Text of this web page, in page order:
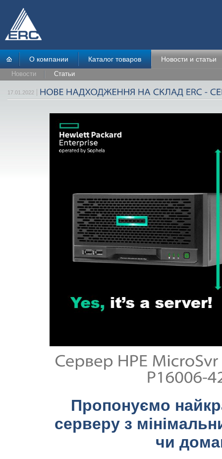
О компании Каталог товаров Новости и статьи
Новости Статьи
17.01.2022
Пропонуємо
серверу з
чи